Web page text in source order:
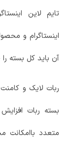
تایم لاین
آن باید کل بسته را
ربات لایک و
بسته ربات
متعدد